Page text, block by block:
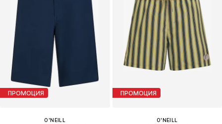
ПРОМОЦИЯ
O'NEILL
ПРОМОЦИЯ
O'NEILL